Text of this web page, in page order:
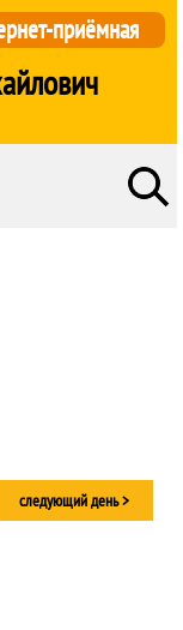
приёмная
следующий день >